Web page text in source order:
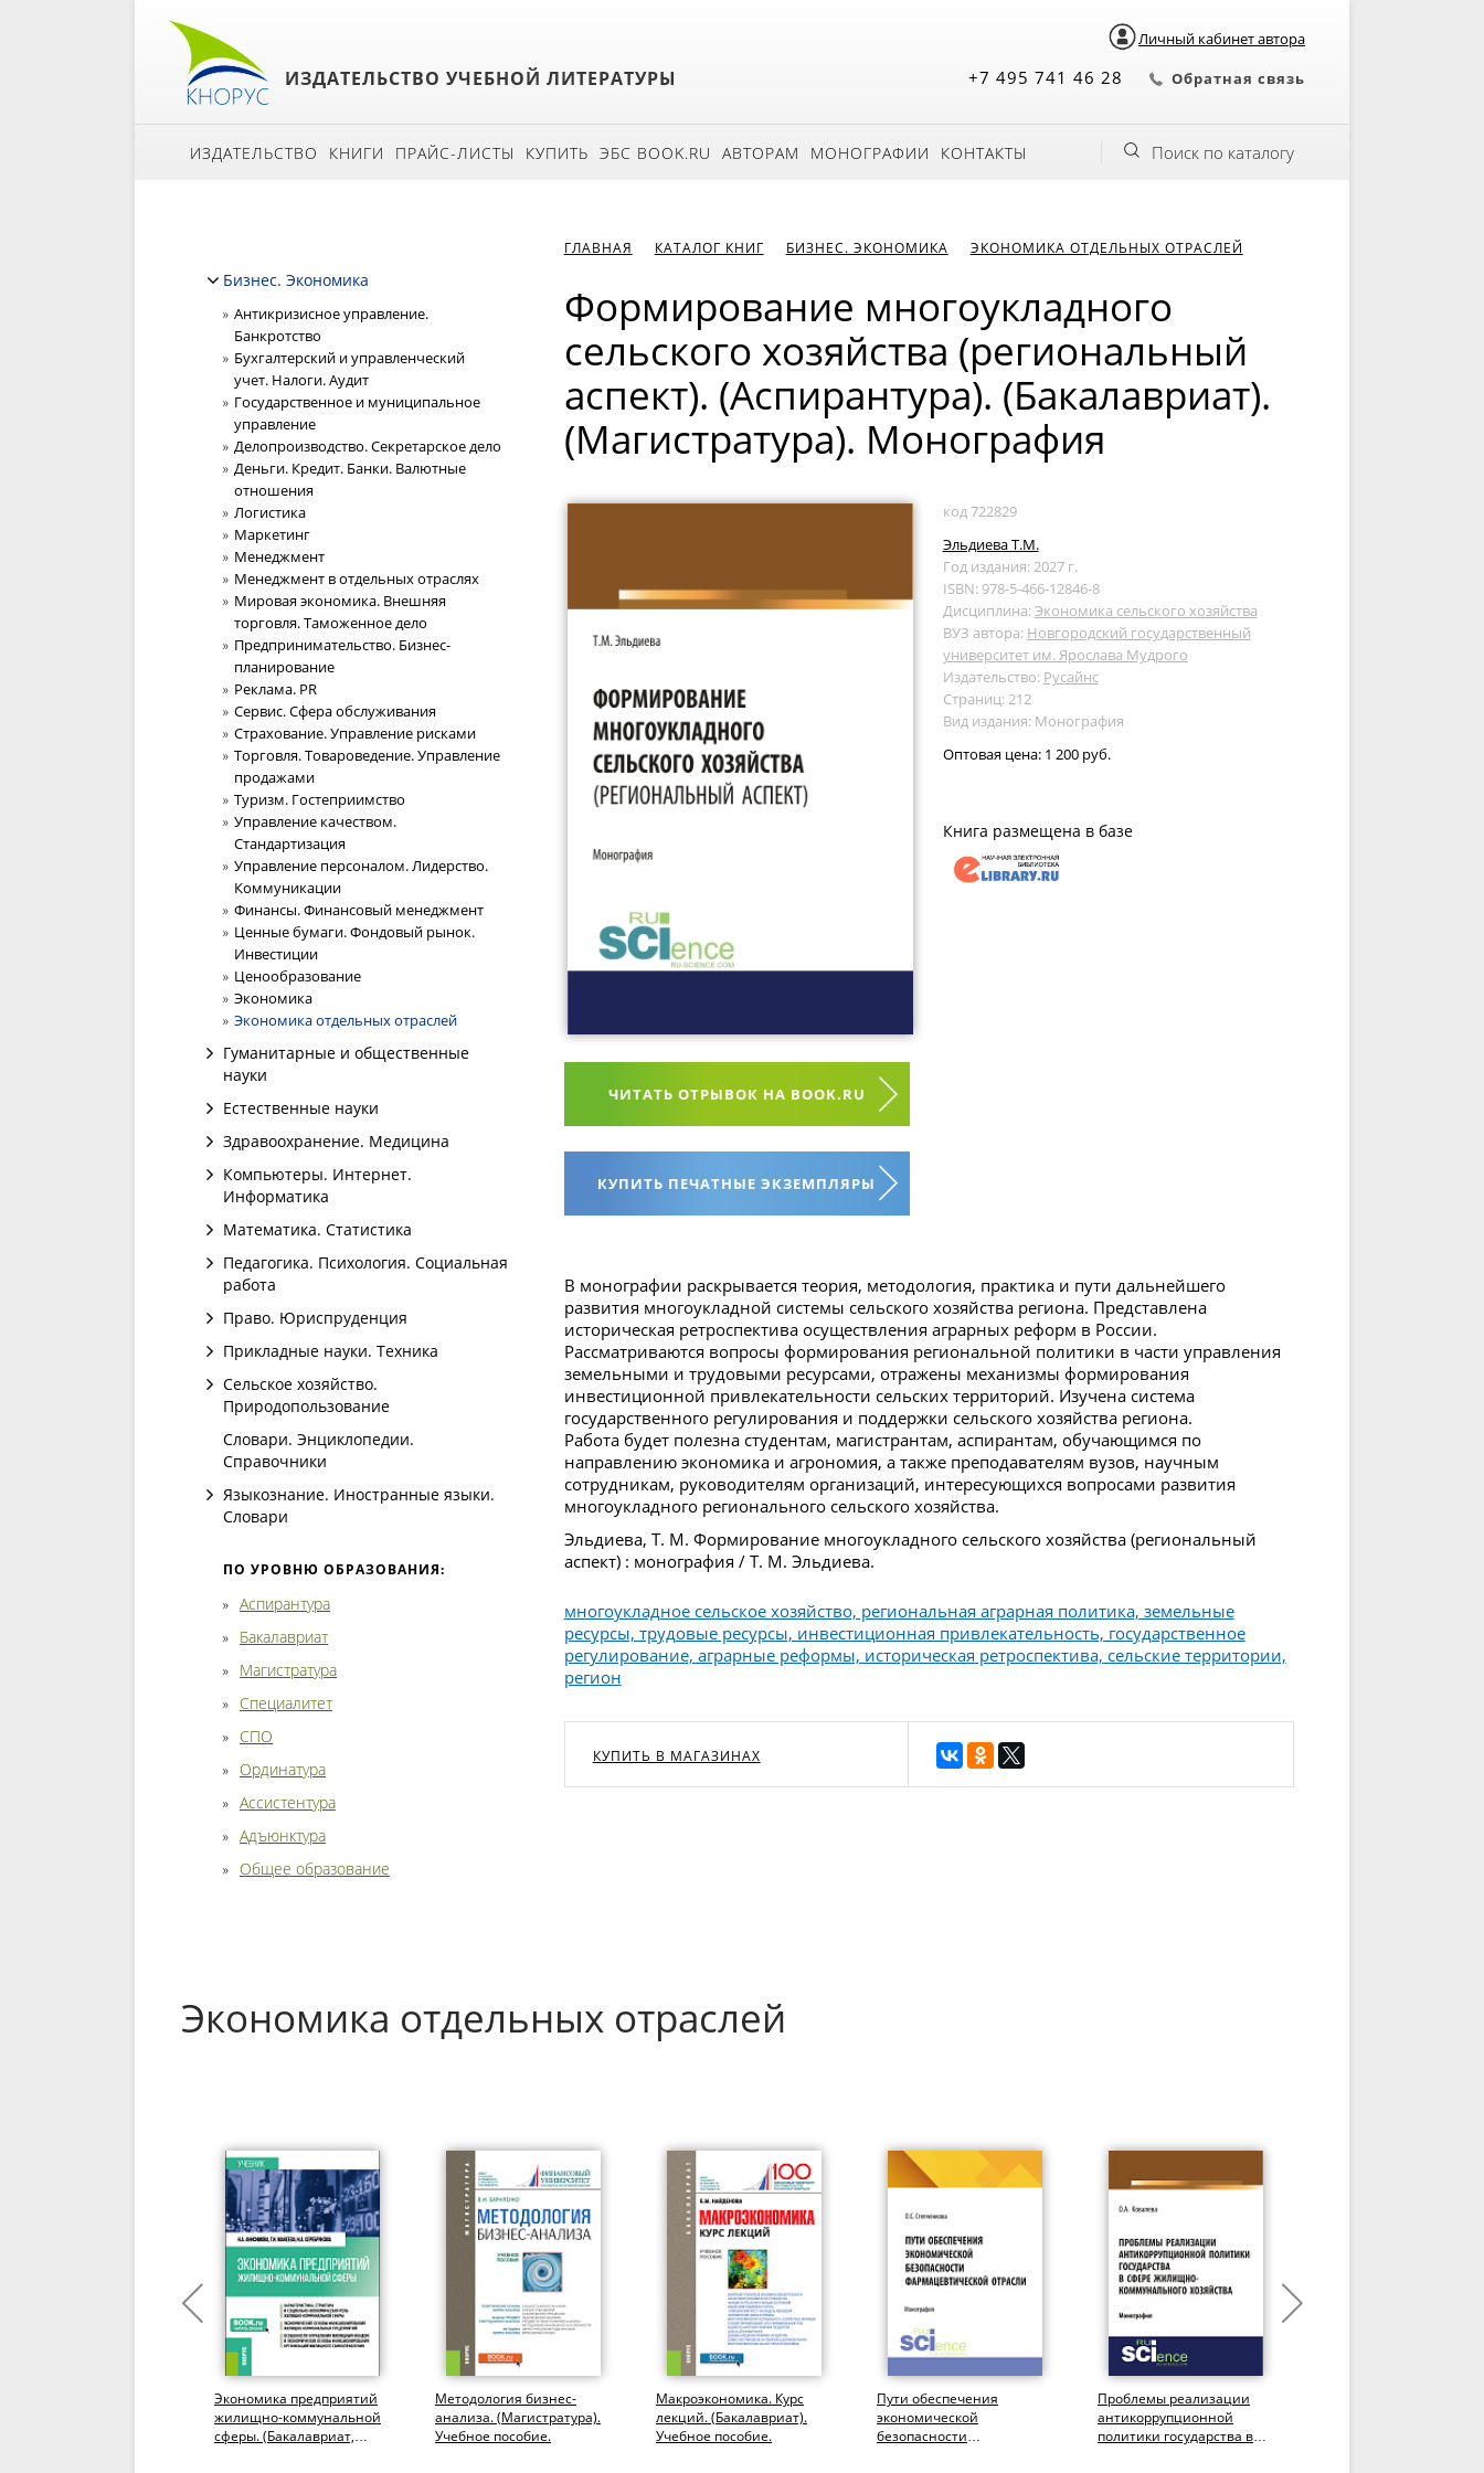
Личный кабинет автора
ИЗДАТЕЛЬСТВО УЧЕБНОЙ ЛИТЕРАТУРЫ +7 495 741 46 28 Обратная связь
ИЗДАТЕЛЬСТВО КНИГИ ПРАЙС-ЛИСТЫ КУПИТЬ ЭБС BOOK.RU АВТОРАМ МОНОГРАФИИ КОНТАКТЫ Поиск по каталогу
Бизнес. Экономика
Антикризисное управление.
Банкротство
Бухгалтерский и управленческий
учет. Налоги. Аудит
Государственное и муниципальное
управление
Делопроизводство. Секретарское дело
Деньги. Кредит. Банки. Валютные
отношения
Логистика
Маркетинг
Менеджмент
Менеджмент в отдельных отраслях
Мировая экономика. Внешняя
торговля. Таможенное дело
Предпринимательство. Бизнес-
планирование
Реклама. PR
Сервис. Сфера обслуживания
Страхование. Управление рисками
Торговля. Товароведение. Управление
продажами
Туризм. Гостеприимство
Управление качеством.
Стандартизация
Управление персоналом. Лидерство.
Коммуникации
Финансы. Финансовый менеджмент
Ценные бумаги. Фондовый рынок.
Инвестиции
Ценообразование
Экономика
Экономика отдельных отраслей
Гуманитарные и общественные
науки
Естественные науки
Здравоохранение. Медицина
Компьютеры. Интернет.
Информатика
Математика. Статистика
Педагогика. Психология. Социальная
работа
Право. Юриспруденция
Прикладные науки. Техника
Сельское хозяйство.
Природопользование
Словари. Энциклопедии.
Справочники
Языкознание. Иностранные языки.
Словари
ПО УРОВНЮ ОБРАЗОВАНИЯ:
Аспирантура
Бакалавриат
Магистратура
Специалитет
СПО
Ординатура
Ассистентура
Адъюнктура
Общее образование
ГЛАВНАЯ КАТАЛОГ КНИГ БИЗНЕС. ЭКОНОМИКА ЭКОНОМИКА ОТДЕЛЬНЫХ ОТРАСЛЕЙ
Формирование многоукладного
сельского хозяйства (региональный
аспект). (Аспирантура). (Бакалавриат).
(Магистратура). Монография
ЧИТАТЬ ОТРЫВОК НА BOOK.RU
КУПИТЬ ПЕЧАТНЫЕ ЭКЗЕМПЛЯРЫ
код 722829
Эльдиева Т.М.
Год издания: 2027 г.
ISBN: 978-5-466-12846-8
Дисциплина:Экономика сельского хозяйства
ВУЗ автора: Новгородский государственный
университет им. Ярослава Мудрого
Издательство: Русайнс
Страниц: 212
Вид издания: Монография
Оптовая цена: 1 200 руб.
Книга размещена в базе
В монографии раскрывается теория, методология, практика и пути дальнейшего
развития многоукладной системы сельского хозяйства региона. Представлена
историческая ретроспектива осуществления аграрных реформ в России.
Рассматриваются вопросы формирования региональной политики в части управления
земельными и трудовыми ресурсами, отражены механизмы формирования
инвестиционной привлекательности сельских территорий. Изучена система
государственного регулирования и поддержки сельского хозяйства региона.
Работа будет полезна студентам, магистрантам, аспирантам, обучающимся по
направлению экономика и агрономия, а также преподавателям вузов, научным
сотрудникам, руководителям организаций, интересующихся вопросами развития
многоукладного регионального сельского хозяйства.
Эльдиева, Т. М. Формирование многоукладного сельского хозяйства (региональный
аспект) : монография / Т. М. Эльдиева.
многоукладное сельское хозяйство, региональная аграрная политика, земельные
ресурсы, трудовые ресурсы, инвестиционная привлекательность, государственное
регулирование, аграрные реформы, историческая ретроспектива, сельские территории,
регион
КУПИТЬ В МАГАЗИНАХ
Экономика отдельных отраслей
Экономика предприятий
жилищно-коммунальной
сферы. (Бакалавриат,
Методология бизнес-
анализа. (Магистратура).
Учебное пособие.
Макроэкономика. Курс
лекций. (Бакалавриат).
Учебное пособие.
Пути обеспечения
экономической
безопасности
Проблемы реализации
антикоррупционной
политики государства в